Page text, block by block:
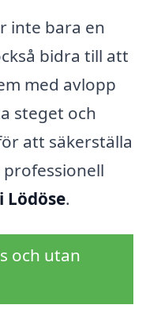
inte bara en
bidra till att
med avlopp
steget och
att säkerställa
Lödöse.
och utan